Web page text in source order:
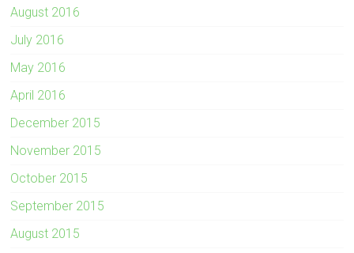
August 2016
July 2016
May 2016
April 2016
December 2015
November 2015
October 2015
September 2015
August 2015